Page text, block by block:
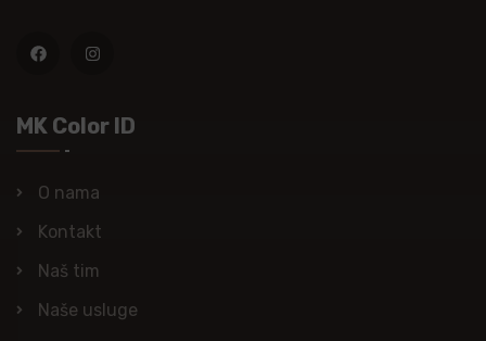
MK Color ID
O nama
Kontakt
Naš tim
Naše usluge